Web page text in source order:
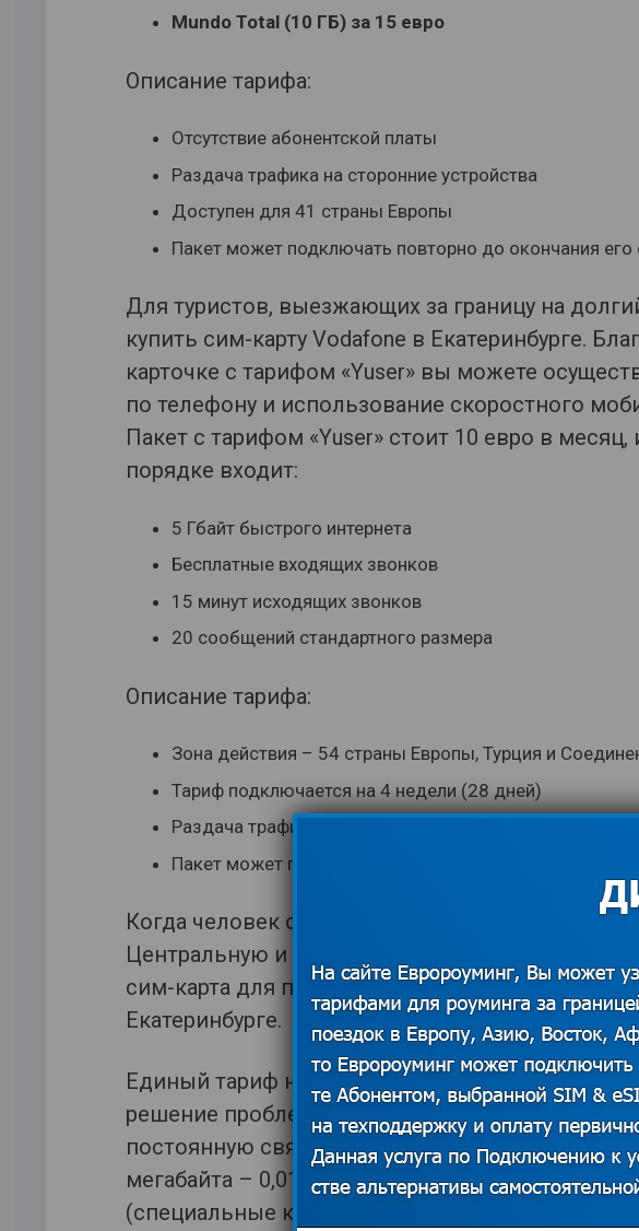
Mundo Total (10 ГБ) за 15 евро
Описание тарифа:
Отсутствие абонентской платы
Раздача трафика на сторонние устройства
Доступен для 41 страны Европы
Пакет может подключать повторно до окончания его
Для туристов, выезжающих за границу на
купить сим-карту Vodafone в Екатеринбурге.
карточке с тарифом «Yuser» вы можете
по телефону и использование скоростного
Пакет с тарифом «Yuser» стоит 10 евро в
порядке входит:
5 Гбайт быстрого интернета
Бесплатные входящих звонков
15 минут исходящих звонков
20 сообщений стандартного размера
Описание тарифа:
Зона действия – 54 страны Европы, Турция и
Тариф подключается на 4 недели (28 дней)
Раздача трафика на сторонние устройства
Пакет может подключать повторно до окончания его
Когда человек отправляется в такие страны,
Центральную и Южную Америку, для него
сим-карта для путешественника Глобалсим,
Екатеринбурге.
Единый тариф на мобильный интернет,
решение проблемы для путешественников,
постоянную связь с родными и близкими в
мегабайта – 0,01 $. Подключение очень
(специальные комбинации на телефоне).